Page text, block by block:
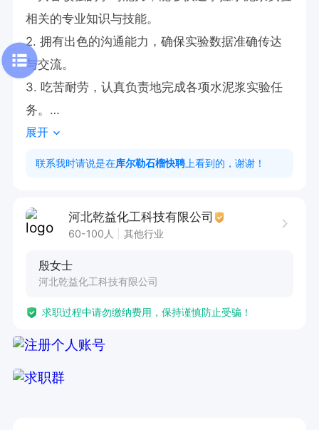
相关的专业知识与技能。
2. 拥有出色的沟通能力，确保实验数据准确传达
与交流。
3. 吃苦耐劳，认真负责地完成各项水泥浆实验任
务。
4. 严格服从管理，遵守实验室的各项规章制度。
2. 沟通能力良好，可与团队成员顺畅交流。
4. 服从管理，具备良好的纪律性。
联系时请说是在石榴快聘看到的。
展开
联系我时请说是在库尔勒石榴快聘 上看到的，谢谢！
河北乾益化工科技有限公司
60-100人 其他行业
殷女士
河北乾益化工科技有限公司
求职过程中请勿缴纳费用，保持谨慎防止受骗！